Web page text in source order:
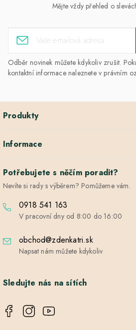
Mějte vždy přehled o
Odběr novinek můžete kdykoliv zrušit.
kontaktní informace naleznete v právním
Produkty
Informace
Potřebujete s něčím poradit?
Nevíte si rady s výběrem? Pomůžeme vám.
0918 541 163
V pracovní dny od 8:00 do 16:00
obchod@zdenkatri.sk
Napsat nám můžete kdykoliv
Sledujte nás na sítích